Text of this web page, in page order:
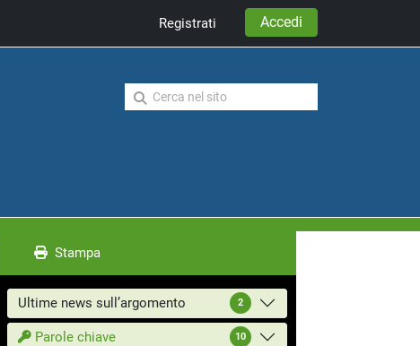
Registrati Accedi
Stampa
Ultime news sull’argomento 2
Parole chiave 10